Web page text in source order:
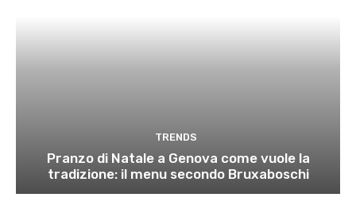
TRENDS
Pranzo di Natale a Genova come vuole la
tradizione: il menu secondo Bruxaboschi